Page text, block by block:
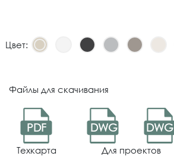
Цвет:
Файлы для скачивания
PDF
Техкарта
DWG DWG
Для проектов